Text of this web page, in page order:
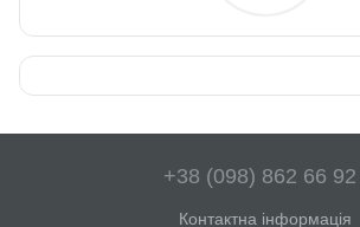
+38 (098) 862 66 92
Контактна інформація